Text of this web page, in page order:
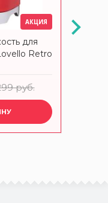
АКЦИЯ
для
Retro
руб.